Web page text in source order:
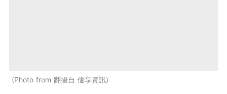
Photo from 翻攝自 優享資訊